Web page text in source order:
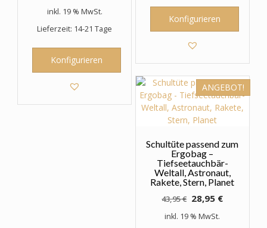
Konfigurieren
43,95 €28,95 €.
inkl. 19 % MwSt.
Lieferzeit: 14-21 Tage
Konfigurieren
ANGEBOT!
Schultüte passend zum
Ergobag –
Tiefseetauchbär-
Weltall, Astronaut,
Rakete, Stern, Planet
43,95€ Ursprünglicher
28,95 €Aktueller
inkl. 19 % MwSt.